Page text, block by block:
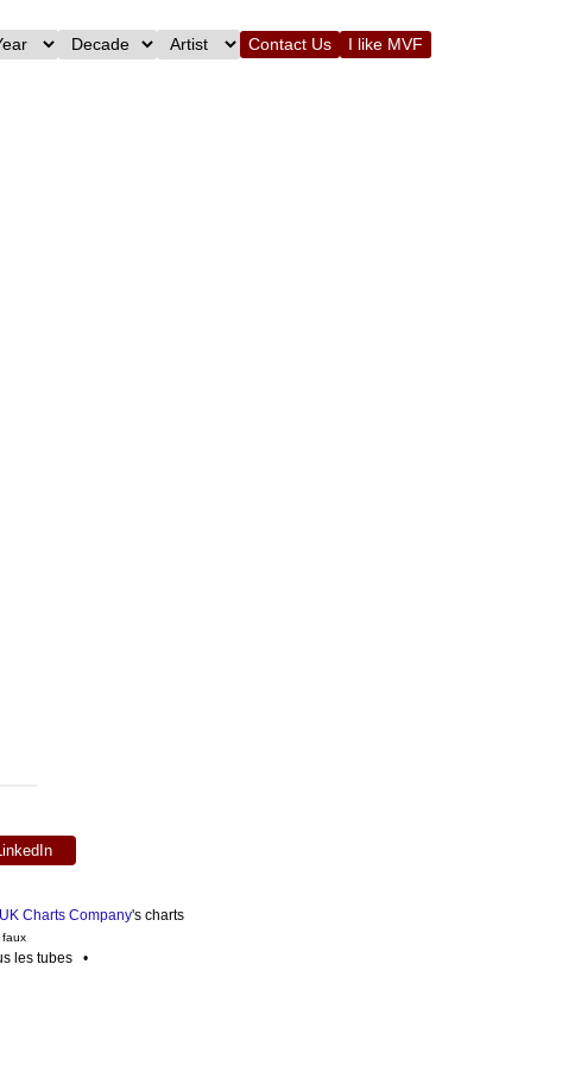
Contact Us I like MVF
Charts Company's charts
faux
les tubes •